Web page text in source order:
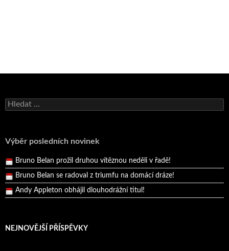
Vyhledávání
Výběr posledních novinek
Andy Appleton obhájil dlouhodrážní titul!
Pražský přebor neskrblil překvapeními!
Bruno Belan se radoval z triumfu na domácí dráze!
Andy Appleton obhájil dlouhodrážní titul!
Reprezentační dvojice brala český titul!
NEJNOVĚJŠÍ PŘÍSPĚVKY